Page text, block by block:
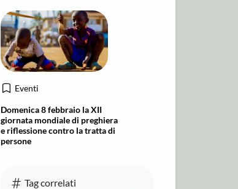
Eventi
Domenica 8 febbraio la XII
giornata mondiale di preghiera
e riflessione contro la tratta di
persone
Tag correlati